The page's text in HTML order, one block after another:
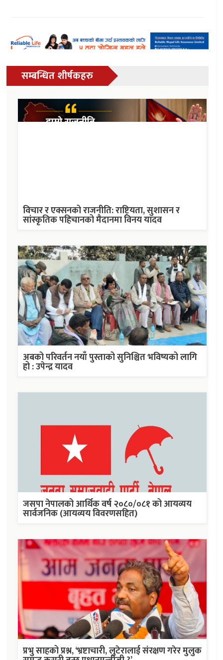
सम्बन्धित शीर्षकहरु
विचार र एक्सनको राजनीति: राष्ट्रियता, सुशासन र
सांस्कृतिक पहिचानको मैदानमा विनय यादव
अबको परिवर्तन नयाँ पुस्ताको सुनिश्चित भविष्यको लागि
हो : उपेन्द्र यादव
जसपा नेपालको आर्थिक वर्ष २०८०/०८१ को आयव्यय
सार्वजनिक (आयव्यय विवरणसहित)
प्रभु साहको प्रश्न, ‘भ्रष्टाचारी, लुटेरालाई संरक्षण गरेर मुलुक